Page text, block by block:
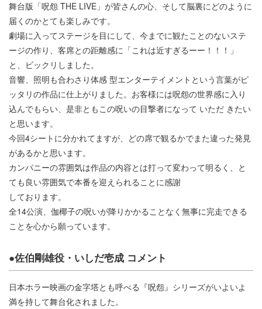
舞台版「呪怨 THE LIVE」が皆さんの心、そして脳裏にどのように
届くのかとても楽しみです。
劇場に入ってステージを目にして、今までに観たことのないステ
ージの作り、客席との距離感に「これは近すぎるーー！！！」
と、ビックリしました。
音響、照明も合わさり体感 型エンターテイメントという言葉がピ
ッタリの作品に仕上がりました。お客様には呪怨の世界感に入り
込んでもらい、是非ともこの呪いの目撃者になって いただ きたい
と思います。
今回4シートに分かれてますが、どの席で観るかでまた違った発見
があるかと思います。
カンパニーの雰囲気は作品の内容とは打って変わって明るく、と
ても良い雰囲気で本番を迎えられることに感謝
しております。
全14公演、伽椰子の呪いが降りかかることなく無事に完走できる
ことを心から願っています。
●佐伯剛雄役・いしだ壱成 コメント
日本ホラー映画の金字塔とも呼べる『呪怨』シリーズがいよいよ
満を持して舞台化されました。